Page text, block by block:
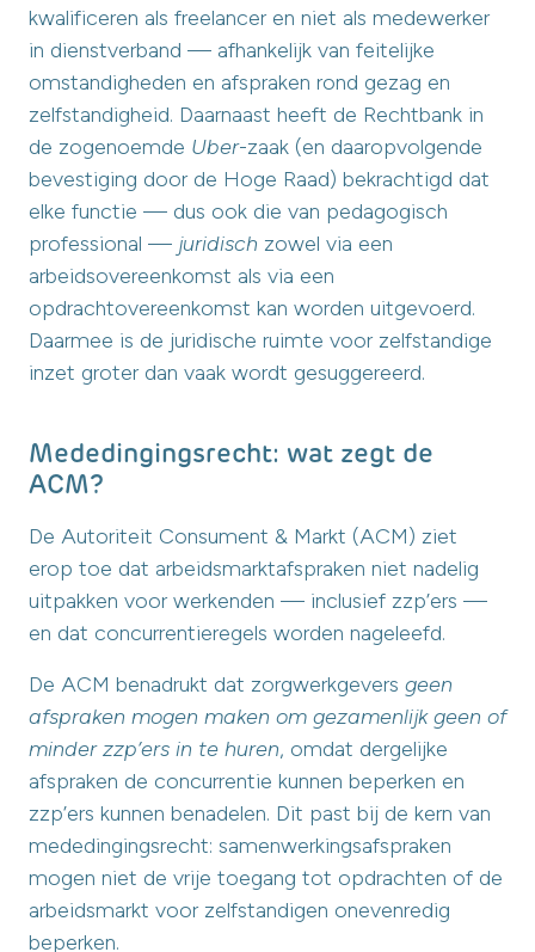
kwalificeren als freelancer en niet als medewerker
in dienstverband — afhankelijk van feitelijke
omstandigheden en afspraken rond gezag en
zelfstandigheid. Daarnaast heeft de Rechtbank in
de zogenoemde Uber-zaak (en daaropvolgende
bevestiging door de Hoge Raad) bekrachtigd dat
elke functie — dus ook die van pedagogisch
professional — juridisch zowel via een
arbeidsovereenkomst als via een
opdrachtovereenkomst kan worden uitgevoerd.
Daarmee is de juridische ruimte voor zelfstandige
inzet groter dan vaak wordt gesuggereerd.
Mededingingsrecht: wat zegt de
ACM?
De Autoriteit Consument & Markt (ACM) ziet
erop toe dat arbeidsmarktafspraken niet nadelig
uitpakken voor werkenden — inclusief zzp’ers —
en dat concurrentieregels worden nageleefd.
De ACM benadrukt dat zorgwerkgevers geen
afspraken mogen maken om gezamenlijk geen of
minder zzp’ers in te huren, omdat dergelijke
afspraken de concurrentie kunnen beperken en
zzp’ers kunnen benadelen. Dit past bij de kern van
mededingingsrecht: samenwerkingsafspraken
mogen niet de vrije toegang tot opdrachten of de
arbeidsmarkt voor zelfstandigen onevenredig
beperken.